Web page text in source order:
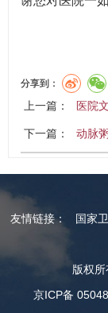
分享到：
上一篇： 医院
下一篇： 动脉
友情链接： 国家
版权
京ICP备